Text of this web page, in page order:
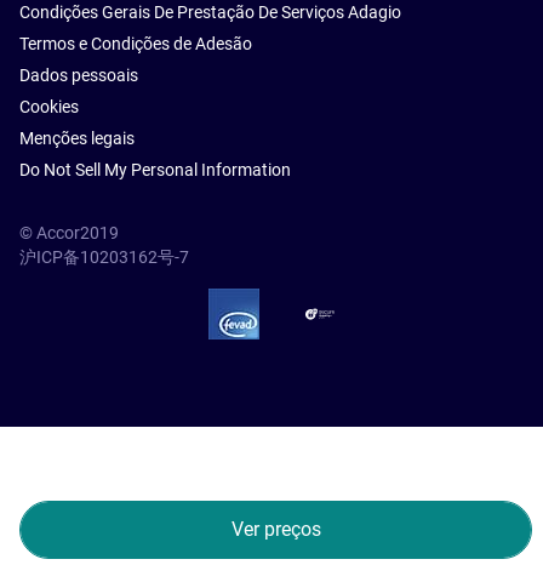
Ver preços
Condições Gerais De Prestação De Serviços Adagio
Termos e Condições de Adesão
Dados pessoais
Cookies
Menções legais
Do Not Sell My Personal Information
© Accor2019
沪ICP备10203162号-7